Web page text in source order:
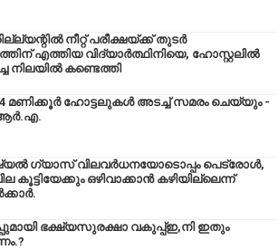
നീറ്റ് പരീക്ഷയ്ക്ക് തുടർ
എത്തിയ വിദ്യാർത്ഥിനിയെ, ഹോസ്റ്റലിൽ
നിലയിൽ കണ്ടെത്തി
മണിക്കൂർ ഹോട്ടലുകൾ അടച്ച് സമരം ചെയ്യും -
ഗ്യാസ് വിലവർധനയോടൊപ്പം പെട്രോൾ,
കൂട്ടിയേക്കും ഒഴിവാക്കാന്‍ കഴിയില്ലെന്ന്
ഭക്ഷ്യസുരക്ഷാ വകുപ്പ്ഇ,നി ഇതും